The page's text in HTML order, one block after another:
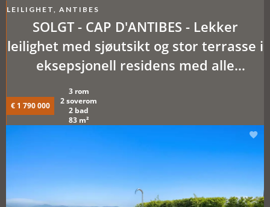
LEILIGHET, ANTIBES
SOLGT - CAP D'ANTIBES - Lekker
leilighet med sjøutsikt og stor terrasse i
eksepsjonell residens med alle
€ 1 790 000
3 rom
2 soverom
2 bad
83 m²